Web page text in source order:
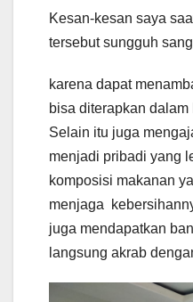
Kesan-kesan saya
tersebut sungguh
karena dapat
bisa diterapkan
Selain itu juga
menjadi pribadi yang
komposisi makanan
menjaga
juga mendapatkan
langsung akrab